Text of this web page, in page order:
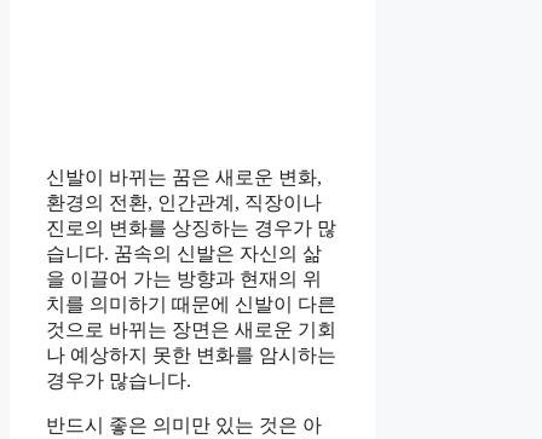
신발이 바뀌는 꿈은 새로운 변화,
환경의 전환, 인간관계, 직장이나
진로의 변화를 상징하는 경우가 많
습니다. 꿈속의 신발은 자신의 삶
을 이끌어 가는 방향과 현재의 위
치를 의미하기 때문에 신발이 다른
것으로 바뀌는 장면은 새로운 기회
나 예상하지 못한 변화를 암시하는
경우가 많습니다.
반드시 좋은 의미만 있는 것은 아